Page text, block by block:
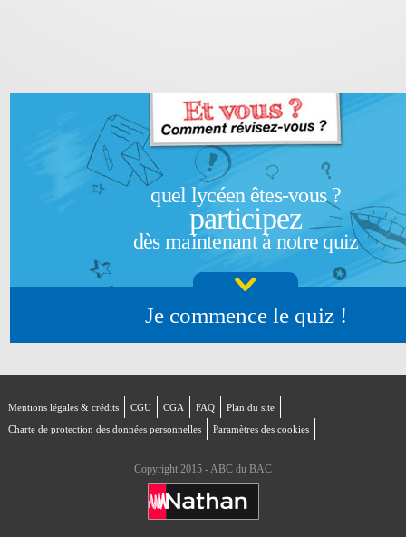
quel lycéen êtes-vous ?
participez
dès maintenant à notre quiz
Je commence le quiz !
Mentions légales & crédits CGU CGA FAQ
Plan du site
Charte de protection des données personnelles
Paramètres des cookies
Copyright 2015 - ABC du BAC